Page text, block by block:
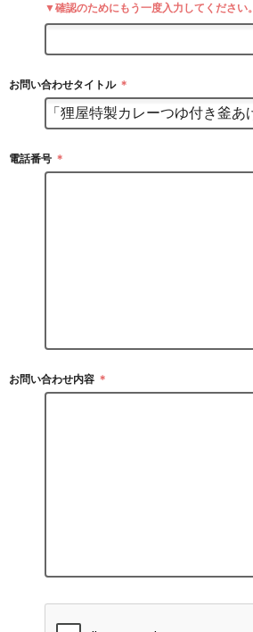
▼確認のためにもう一度入力してください。
お問い合わせタイトル ＊
電話番号 ＊
お問い合わせ内容 ＊